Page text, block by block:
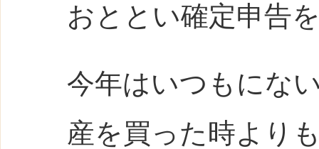
おととい確定申告
今年はいつもにな
産を買った時より